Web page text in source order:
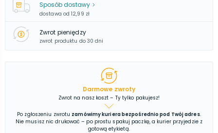
Sposób dostawy
dostawa od 12,99 zł
Zwrot pieniędzy
zwrot produktu do 30 dni
Darmowe zwroty
Zwrot na nasz koszt – Ty tylko pakujesz!
Po zgłoszeniu zwrotu zamówimy kuriera bezpośrednio pod Twój adres.
Nie musisz nic drukować – po prostu spakuj paczkę, a kurier przyjedzie z
gotową etykietą.